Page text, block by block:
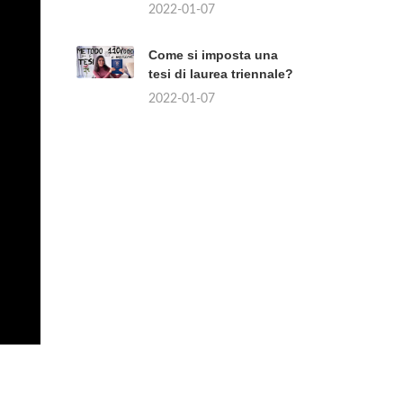
2022-01-07
Come si imposta una
tesi di laurea triennale?
2022-01-07